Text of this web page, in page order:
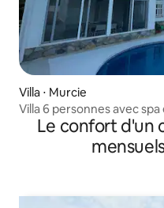
Villa ⋅ Murcie
Villa 6 personnes avec
Le confort d'un